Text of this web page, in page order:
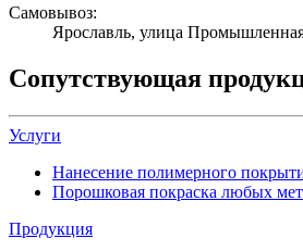
Самовывоз:
Ярославль, улица
Сопутствующая
Услуги
Нанесение полимерного
Порошковая покраска любых
Продукция